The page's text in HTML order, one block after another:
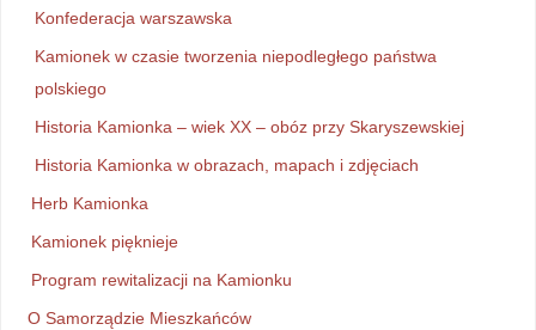
Konfederacja warszawska
Kamionek w czasie tworzenia niepodległego państwa
polskiego
Historia Kamionka – wiek XX – obóz przy Skaryszewskiej
Historia Kamionka w obrazach, mapach i zdjęciach
Herb Kamionka
Kamionek pięknieje
Program rewitalizacji na Kamionku
O Samorządzie Mieszkańców